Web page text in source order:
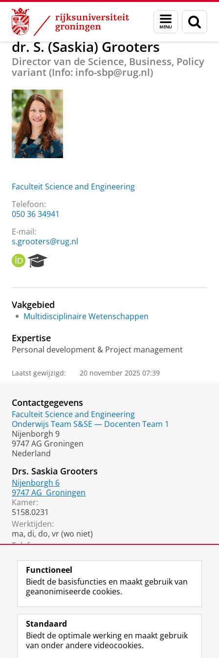
Skip
Content
Skip
Navigation
Menu
en
zoeken
Over ons dr. S. (Saskia) Grooters
dr. S. (Saskia) Grooters
Director van de Science, Business, Policy
variant (Info: info-sbp@rug.nl)
Faculteit Science and Engineering
Telefoon:
050 36 34941
E-mail:
s.grooters@rug.nl
O
R
I
e
r
c
P
o
a
Vakgebied
Multidisciplinaire Wetenschappen
Expertise
Personal development & Project management
Laatst gewijzigd: 20 november 2025 07:39
Contactgegevens
Faculteit Science and Engineering
Onderwijs Team S&SE — Docenten Team 1
Nijenborgh 9
9747 AG Groningen
Nederland
Drs. Saskia Grooters
Nijenborgh 6
9747 AG Groningen
Kamer:
5158.0231
Werktijden:
ma, di, do, vr (wo niet)
Telefoon:
Volg de RUG
F
a
e
b
L
i
k
e
R
S
-
f
I
n
t
Y
o
T
Studiekiezers
Functioneel
Biedt de basisfuncties en maakt gebruik van
geanonimiseerde cookies.
Standaard
Biedt de optimale werking en maakt gebruik
van onder andere videocookies.